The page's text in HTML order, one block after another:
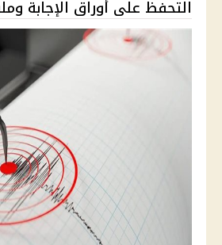
التحفظ على أوراق الإجابة